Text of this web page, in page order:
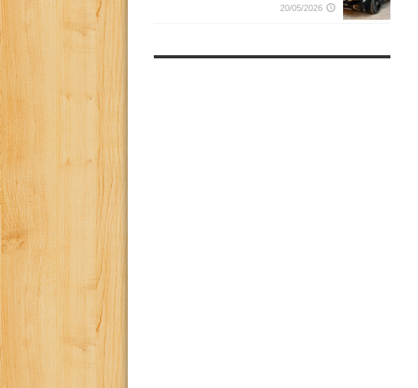
20/05/2026